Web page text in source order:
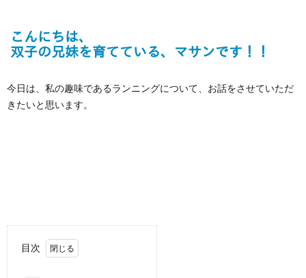
今日は、私の趣味であるランニングについて、お話をさせていただ
きたいと思います。
目次